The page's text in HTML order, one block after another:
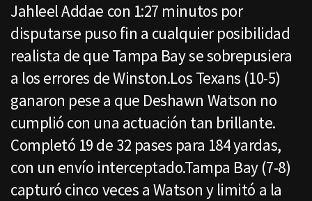
Jahleel Addae con 1:27 minutos por
disputarse puso fin a cualquier posibilidad
realista de que Tampa Bay se sobrepusiera
a los errores de Winston.Los Texans (10-5)
ganaron pese a que Deshawn Watson no
cumplió con una actuación tan brillante.
Completó 19 de 32 pases para 184 yardas,
con un envío interceptado.Tampa Bay (7-8)
capturó cinco veces a Watson y limitó a la